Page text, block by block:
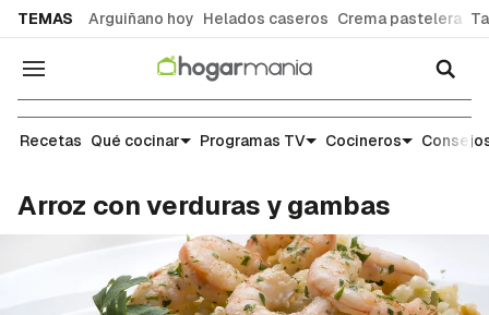
TEMAS Arguiñano hoy Helados caseros Crema pastelera
Navegación
Recetas
Recetas Qué cocinar Programas TV Cocineros
Arroz con verduras y gambas